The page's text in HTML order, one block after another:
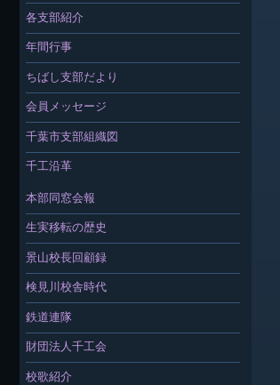
各支部紹介
年間行事
ちばし支部だより
会員メッセージ
千葉市支部組織図
千工沿革
本部同窓会報
生実移転の歴史
景山校長回顧録
検見川校舎時代
鉄道連隊
財団法人千工会
校歌紹介